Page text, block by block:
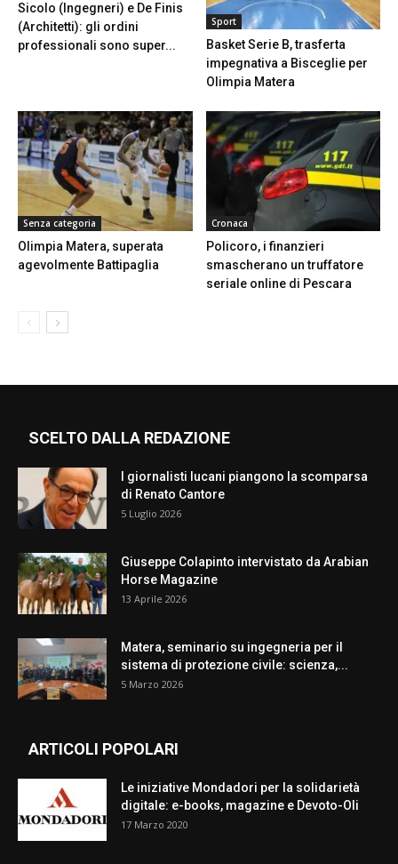
Sicolo (Ingegneri) e De Finis
(Architetti): gli ordini
professionali sono super...
Sport
Basket Serie B, trasferta
impegnativa a Bisceglie per
Olimpia Matera
Senza categoria
Olimpia Matera, superata
agevolmente Battipaglia
Cronaca
Policoro, i finanzieri
smascherano un truffatore
seriale online di Pescara
SCELTO DALLA REDAZIONE
I giornalisti lucani piangono la scomparsa
di Renato Cantore
5 Luglio 2026
Giuseppe Colapinto intervistato da Arabian
Horse Magazine
13 Aprile 2026
Matera, seminario su ingegneria per il
sistema di protezione civile: scienza,...
5 Marzo 2026
ARTICOLI POPOLARI
Le iniziative Mondadori per la solidarietà
digitale: e-books, magazine e Devoto-Oli
17 Marzo 2020